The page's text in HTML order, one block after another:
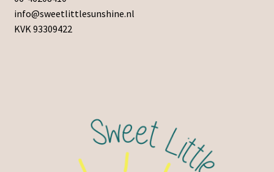
info@sweetlittlesunshine.nl
KVK 93309422